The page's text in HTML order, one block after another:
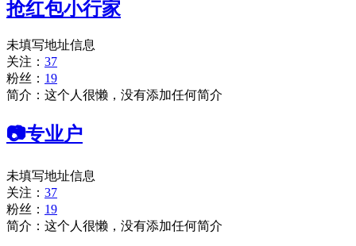
抢红包小行家
未填写地址信息
关注： 37
粉丝： 19
简介：这个人很懒，没有添加任何简介
📷专业户
未填写地址信息
关注： 37
粉丝： 19
简介：这个人很懒，没有添加任何简介